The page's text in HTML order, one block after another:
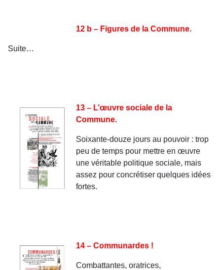
12 b – Figures de la Commune.
Suite…
13 – L’œuvre sociale de la
Commune.
Soixante-douze jours au pouvoir : trop
peu de temps pour mettre en œuvre
une véritable politique sociale, mais
assez pour concrétiser quelques idées
fortes.
14 – Communardes !
Combattantes, oratrices,